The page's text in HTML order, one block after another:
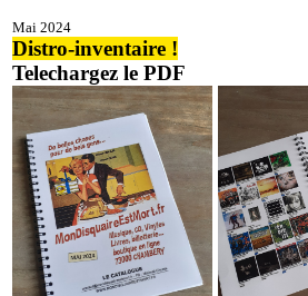
Mai 2024
Distro-inventaire !
Telechargez le PDF